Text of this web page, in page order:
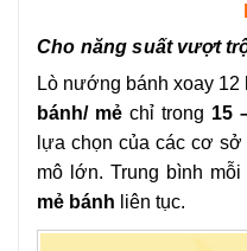
Lò nướng đối lưu 10
Cho năng suất vượt
Lò nướng bánh xoay
bánh/ mẻ chỉ trong 15
lựa chọn của các cơ
mô lớn. Trung bình
mẻ bánh liên tục.